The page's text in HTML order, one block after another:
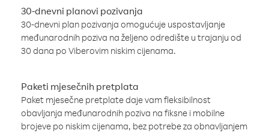
30-dnevni planovi pozivanja
30-dnevni plan pozivanja omogućuje uspostavljanje
međunarodnih poziva na željeno odredište u trajanju od
30 dana po Viberovim niskim cijenama.
Paketi mjesečnih pretplata
Paket mjesečne pretplate daje vam fleksibilnost
obavljanja međunarodnih poziva na fiksne i mobilne
brojeve po niskim cijenama, bez potrebe za obnavljanjem